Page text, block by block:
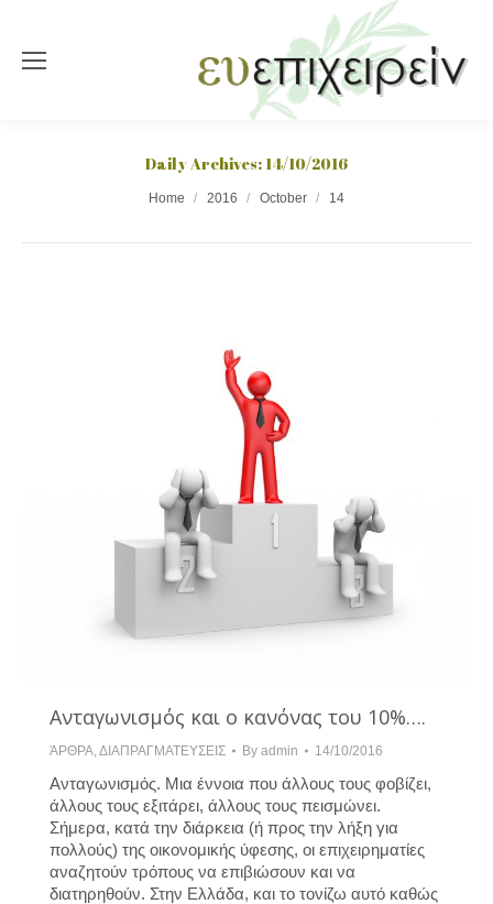
Daily Archives:14/10/2016
Home 2016 October 14
Ανταγωνισμός και ο κανόνας του 10%….
ΆΡΘΡΑ ΔΙΑΠΡΑΓΜΑΤΕΥΣΕΙΣ By admin 14/10/2016
Ανταγωνισμός. Μια έννοια που άλλους τους φοβίζει,
άλλους τους εξιτάρει, άλλους τους πεισμώνει.
Σήμερα, κατά την διάρκεια (ή προς την λήξη για
πολλούς) της οικονομικής ύφεσης, οι επιχειρηματίες
αναζητούν τρόπους να επιβιώσουν και να
διατηρηθούν. Στην Ελλάδα, και το τονίζω αυτό καθώς